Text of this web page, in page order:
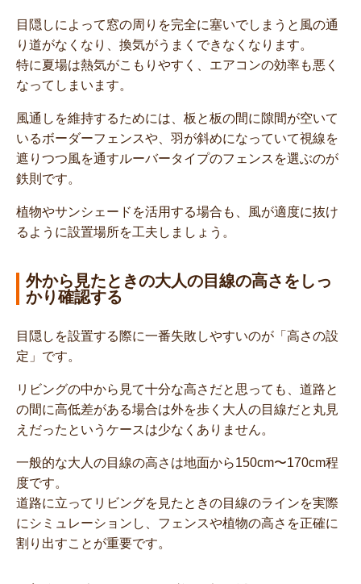
目隠しによって窓の周りを完全に塞いでしまうと風の通
り道がなくなり、換気がうまくできなくなります。
特に夏場は熱気がこもりやすく、エアコンの効率も悪く
なってしまいます。
風通しを維持するためには、板と板の間に隙間が空いて
いるボーダーフェンスや、羽が斜めになっていて視線を
遮りつつ風を通すルーバータイプのフェンスを選ぶのが
鉄則です。
植物やサンシェードを活用する場合も、風が適度に抜け
るように設置場所を工夫しましょう。
外から見たときの大人の目線の高さをしっ
かり確認する
目隠しを設置する際に一番失敗しやすいのが「高さの設
定」です。
リビングの中から見て十分な高さだと思っても、道路と
の間に高低差がある場合は外を歩く大人の目線だと丸見
えだったというケースは少なくありません。
一般的な大人の目線の高さは地面から150cm〜170cm程
度です。
道路に立ってリビングを見たときの目線のラインを実際
にシミュレーションし、フェンスや植物の高さを正確に
割り出すことが重要です。